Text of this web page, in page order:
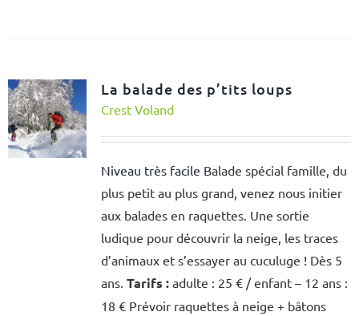
La balade des p’tits loups
Crest Voland
Niveau très facile Balade spécial famille, du
plus petit au plus grand, venez nous initier
aux balades en raquettes. Une sortie
ludique pour découvrir la neige, les traces
d’animaux et s’essayer au cuculuge ! Dès 5
ans. Tarifs :adulte : 25 € / enfant – 12 ans :
18 € Prévoir raquettes à neige + bâtons